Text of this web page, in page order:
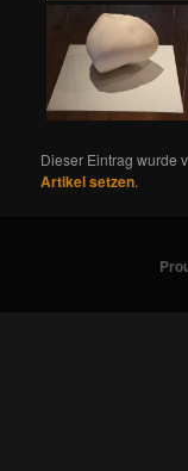
Dieser Eintrag wurde
Artikel setzen.